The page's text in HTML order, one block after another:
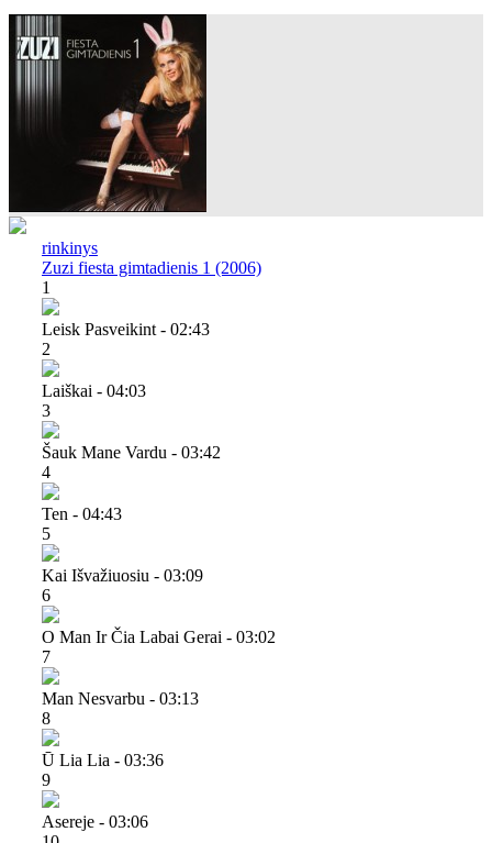
rinkinys
Zuzi fiesta gimtadienis 1 (2006)
1
Leisk Pasveikint - 02:43
2
Laiškai - 04:03
3
Šauk Mane Vardu - 03:42
4
Ten - 04:43
5
Kai Išvažiuosiu - 03:09
6
O Man Ir Čia Labai Gerai - 03:02
7
Man Nesvarbu - 03:13
8
Ū Lia Lia - 03:36
9
Asereje - 03:06